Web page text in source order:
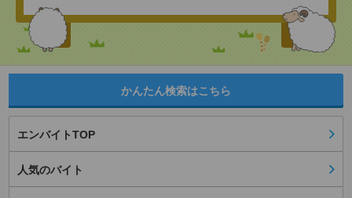
かんたん検索はこちら
エンバイトTOP
人気のバイト